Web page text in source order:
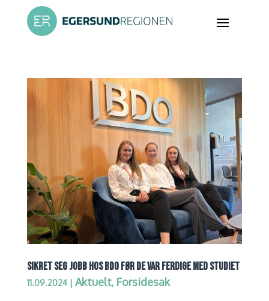
SIKRET SEG JOBB HOS BDO FØR DE VAR FERDIGE MED STUDIET
11.09.2024| Aktuelt, Forsidesak